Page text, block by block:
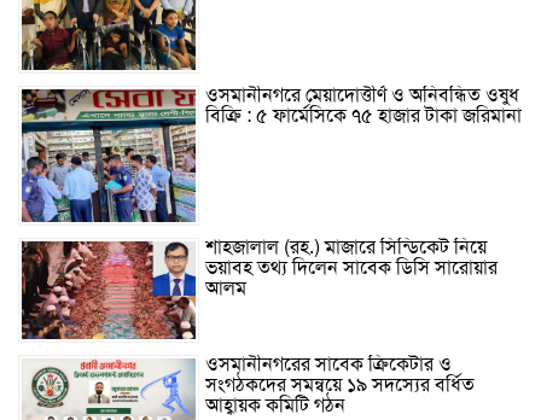
ওসমানীনগরে মেয়াদোত্তীর্ণ ও অনিবন্ধিত ওষুধ
বিক্রি : ৫ ফার্মেসিকে ৭৫ হাজার টাকা জরিমানা
শাহজালাল (রহ.) মাজারে সিন্ডিকেট নিয়ে
ভয়াবহ তথ্য দিলেন সাবেক ডিসি সারোয়ার
আলম
ওসমানীনগরের সাবেক ক্রিকেটার ও
সংগঠকদের সমন্বয়ে ১৯ সদস্যের বর্ধিত
আহ্বায়ক কমিটি গঠন